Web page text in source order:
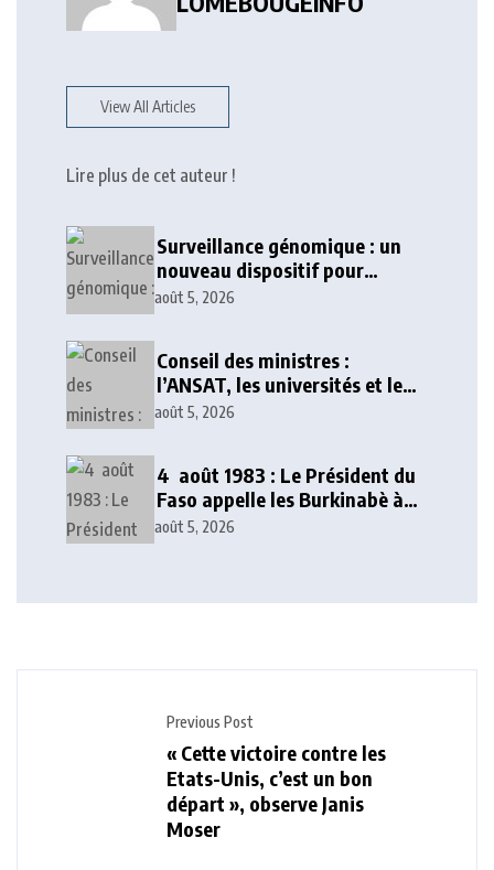
View All Articles
Lire plus de cet auteur !
Surveillance génomique : un
nouveau dispositif pour
renforcer la sécurité sanitaire
août 5, 2026
Conseil des ministres :
l’ANSAT, les universités et le
numérique au cœur des
août 5, 2026
4 août 1983 : Le Président du
Faso appelle les Burkinabè à
poursuivre l’idéal
août 5, 2026
Previous Post
« Cette victoire contre les
Etats-Unis, c’est un bon
départ », observe Janis
Moser